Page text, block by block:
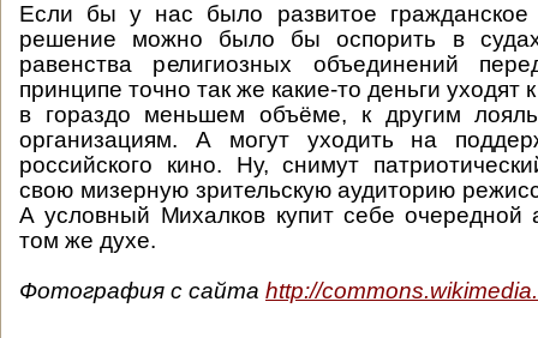
Если бы у нас было развитое
решение можно было бы оспорить в
равенства религиозных объединений
принципе точно так же какие-то деньги уходят
в гораздо меньшем объёме, к другим
организациям. А могут уходить на
российского кино. Ну, снимут
свою мизерную зрительскую аудиторию
А условный Михалков купит себе очередной
том же духе.
Фотография с сайта http://